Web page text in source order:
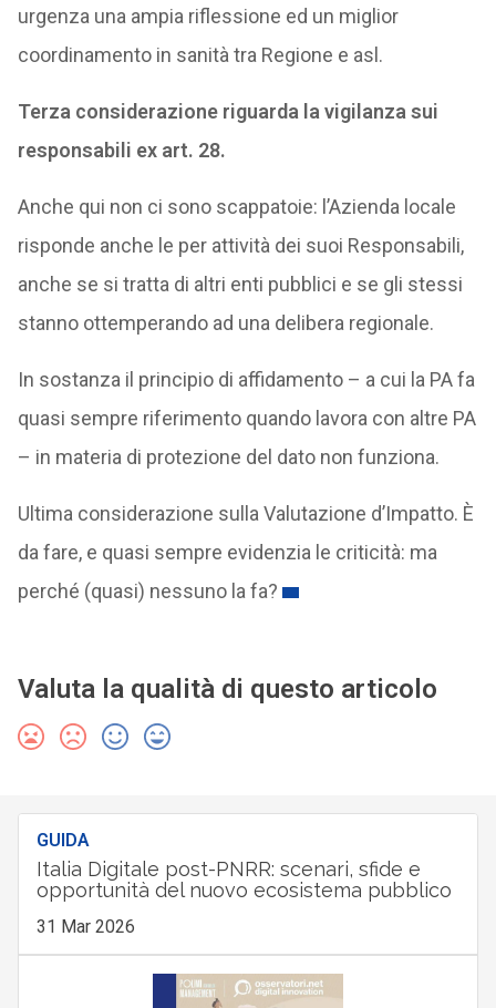
urgenza una ampia riflessione ed un miglior
coordinamento in sanità tra Regione e asl.
Terza considerazione riguarda la vigilanza sui
responsabili ex art. 28.
Anche qui non ci sono scappatoie: l’Azienda locale
risponde anche le per attività dei suoi Responsabili,
anche se si tratta di altri enti pubblici e se gli stessi
stanno ottemperando ad una delibera regionale.
In sostanza il principio di affidamento – a cui la PA fa
quasi sempre riferimento quando lavora con altre PA
– in materia di protezione del dato non funziona.
Ultima considerazione sulla Valutazione d’Impatto. È
da fare, e quasi sempre evidenzia le criticità: ma
perché (quasi) nessuno la fa?
Valuta la qualità di questo articolo
GUIDA
Italia Digitale post-PNRR: scenari, sfide e
opportunità del nuovo ecosistema pubblico
31 Mar 2026